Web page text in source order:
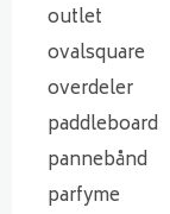
outlet
ovalsquare
overdeler
paddleboard
pannebånd
parfyme